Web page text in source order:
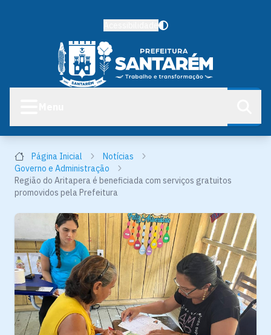
Página Inicial
Notícias
Governo e Administração
Região do Aritapera é beneficiada com serviços gratuitos
promovidos pela Prefeitura